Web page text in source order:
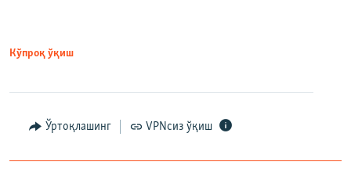
Кўпроқ ўқиш
Ўртоқлашинг VPNсиз ўқиш